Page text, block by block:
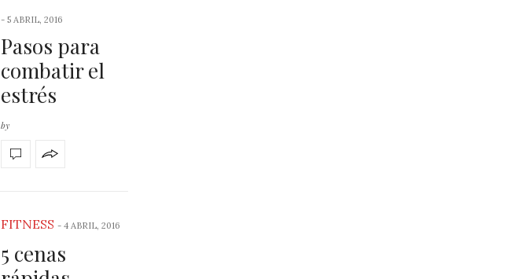
- 5 ABRIL, 2016
Pasos para
combatir el
estrés
by
FITNESS - 4 ABRIL, 2016
5 cenas